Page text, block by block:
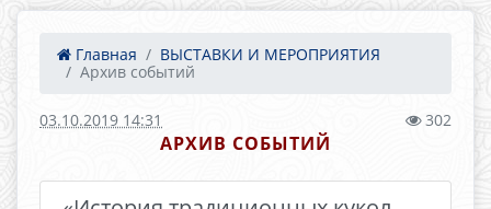
Главная
ВЫСТАВКИ И МЕРОПРИЯТИЯ
Архив событий
03.10.2019 14:31 302
АРХИВ СОБЫТИЙ